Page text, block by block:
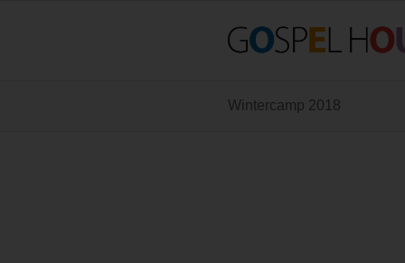
Wintercamp 2018